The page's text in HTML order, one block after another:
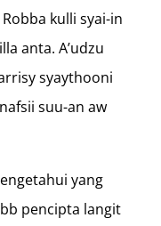
kulli syai-in
anta. A’udzu
syaythooni
suu-an aw
yang
pencipta langit